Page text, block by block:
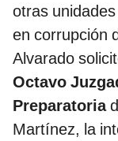
otras
en corrupción
Alvarado
Octavo
Preparatoria
Martínez, la